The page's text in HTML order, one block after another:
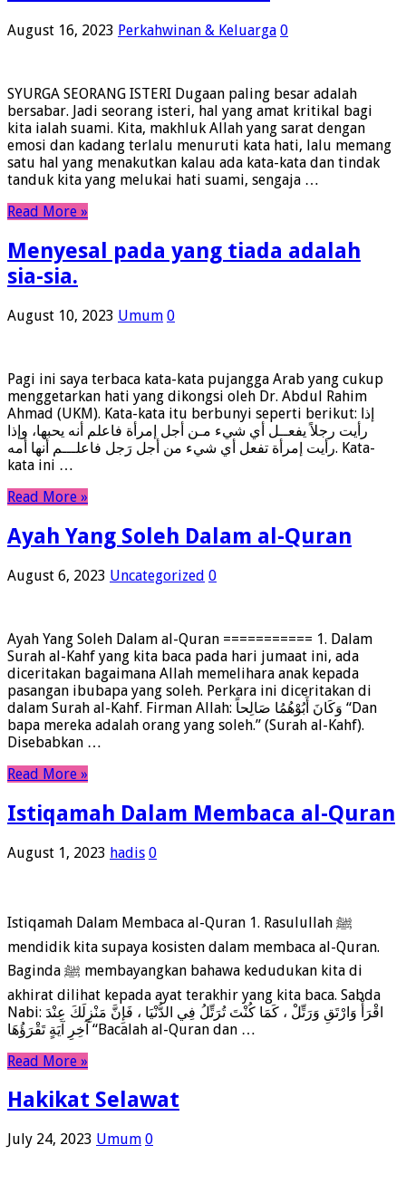
August 16, 2023 Perkahwinan & Keluarga 0
SYURGA SEORANG ISTERI Dugaan paling besar adalah
bersabar. Jadi seorang isteri, hal yang amat kritikal bagi
kita ialah suami. Kita, makhluk Allah yang sarat dengan
emosi dan kadang terlalu menuruti kata hati, lalu memang
satu hal yang menakutkan kalau ada kata-kata dan tindak
tanduk kita yang melukai hati suami, sengaja …
Read More »
Menyesal pada yang tiada adalah
sia-sia.
August 10, 2023 Umum 0
Pagi ini saya terbaca kata-kata pujangga Arab yang cukup
menggetarkan hati yang dikongsi oleh Dr. Abdul Rahim
Ahmad (UKM). Kata-kata itu berbunyi seperti berikut: إذا
رأيت رجلاً يفعــل أي شيء مـن أجل إمرأة فاعلم أنه يحبها، وإذا
رأيت إمرأة تفعل أي شيء من أجل رَجل فاعلـــم أنها أمه. Kata-
kata ini …
Read More »
Ayah Yang Soleh Dalam al-Quran
August 6, 2023 Uncategorized 0
Ayah Yang Soleh Dalam al-Quran =========== 1. Dalam
Surah al-Kahf yang kita baca pada hari jumaat ini, ada
diceritakan bagaimana Allah memelihara anak kepada
pasangan ibubapa yang soleh. Perkara ini diceritakan di
dalam Surah al-Kahf. Firman Allah: وَكَانَ أَبُوْهُمُا صَالِحاً “Dan
bapa mereka adalah orang yang soleh.” (Surah al-Kahf).
Disebabkan …
Read More »
Istiqamah Dalam Membaca al-Quran
August 1, 2023 hadis 0
Istiqamah Dalam Membaca al-Quran 1. Rasulullah ﷺ
mendidik kita supaya kosisten dalam membaca al-Quran.
Baginda ﷺ membayangkan bahawa kedudukan kita di
akhirat dilihat kepada ayat terakhir yang kita baca. Sabda
Nabi: اقْرَأْ وَارْتَقِ وَرَتِّلْ ، كَمَا كُنْتَ تُرَتِّلُ فِي الدُّنْيَا ، فَإِنَّ مَنْزِلَكَ عِنْدَ
آخِرِ آيَةٍ تَقْرَؤُهَا “Bacalah al-Quran dan …
Read More »
Hakikat Selawat
July 24, 2023 Umum 0